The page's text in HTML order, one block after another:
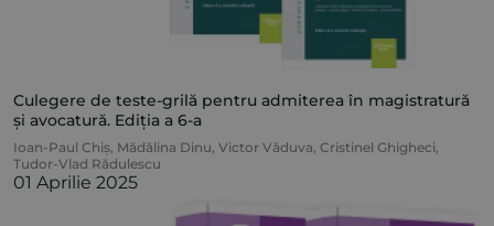
Culegere de teste-grilă pentru admiterea în magistratură
și avocatură. Ediția a 6-a
Ioan-Paul Chiș, Mădălina Dinu, Victor Văduva, Cristinel Ghigheci,
Tudor-Vlad Rădulescu
01 Aprilie 2025